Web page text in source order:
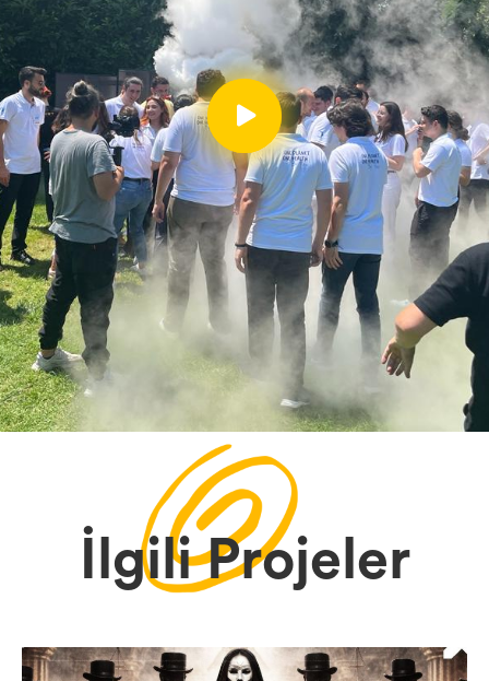
İlgili Projeler